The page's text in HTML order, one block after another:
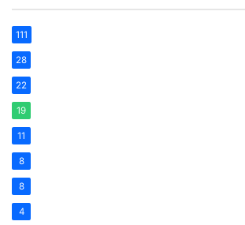
111
28
22
19
11
8
8
4